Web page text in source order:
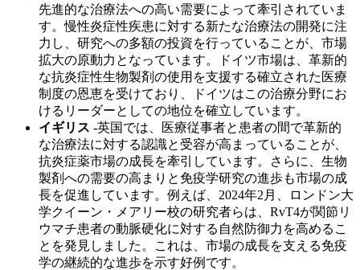
先進的な治療法への高い需要によって牽引されていま
す。慢性炎症性疾患に対する新たな治療法の開発に注
力し、研究への多額の投資を行っていることが、市場
拡大の原動力となっています。ドイツ市場は、革新的
な抗炎症性生物製剤の使用を支援する確立された医療
制度の恩恵を受けており、ドイツはこの治療分野にお
けるリーダーとしての地位を確立しています。
イギリス -英国では、医療従事者と患者の間で革新的
な治療法に対する認識と受容が高まっていることが、
抗炎症薬市場の成長を牽引しています。さらに、生物
製剤への需要の高まりと免疫学研究の進歩も市場の成
長を促進しています。例えば、2024年2月、ロンドン大
学クイーン・メアリー校の研究者らは、RvT4が関節リ
ウマチ患者の動脈硬化に対する自然防御力を高めるこ
とを発見しました。これは、市場の成長を支える免疫
学の継続的な進歩を示す好例です。